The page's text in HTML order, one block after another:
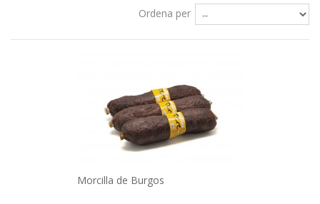
Ordena per
Morcilla de Burgos